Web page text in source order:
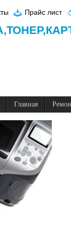
Прайс лист
ТОНЕР,
Главная